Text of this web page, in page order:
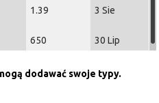
1.39 3 Sie
650 30 Lip
dodawać swoje typy.